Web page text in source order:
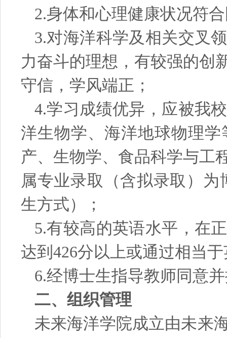
2.身体和心理健康状况符
3.对海洋科学及相关交叉
力奋斗的理想，有较强的创
守信，学风端正；
4.学习成绩优异，应被我
洋生物学、海洋地球物理
产、生物学、食品科学与工
属专业录取（含拟录取）
生方式）；
5.有较高的英语水平，在
达到426分以上或通过相当
6.经博士生指导教师同意
二、组织管理
未来海洋学院成立由未来